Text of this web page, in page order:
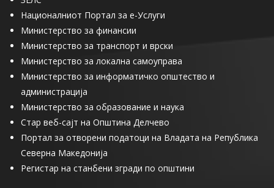
Националниот Портал за е-Услуги
Министерство за финансии
Министерство за транспорт и врски
Министерство за локална самоуправа
Министерство за информатичко општество и
администрација
Министерство за образование и наука
Стар веб-сајт на Општина Делчево
Портал за отворени податоци на Владата на Република
Северна Македонија
Регистар на станбени згради по општини